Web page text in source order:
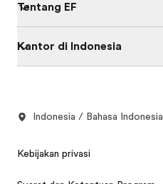
Tentang EF
Kantor di Indonesia
Indonesia / Bahasa Indonesia
Kebijakan privasi